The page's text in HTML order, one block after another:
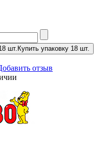
Купить упаковку 18 шт.
отзыв